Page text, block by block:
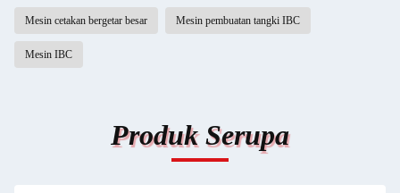
Mesin cetakan bergetar besar Mesin pembuatan tangki IBC
Mesin IBC
Produk Serupa